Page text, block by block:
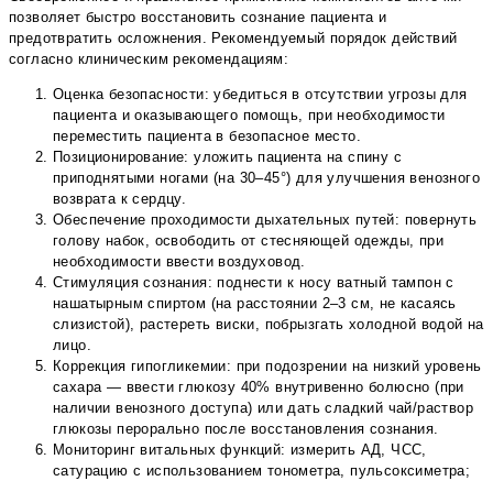
позволяет быстро восстановить сознание пациента и
предотвратить осложнения. Рекомендуемый порядок действий
согласно клиническим рекомендациям:
Оценка безопасности: убедиться в отсутствии угрозы для
пациента и оказывающего помощь, при необходимости
переместить пациента в безопасное место.
Позиционирование: уложить пациента на спину с
приподнятыми ногами (на 30–45°) для улучшения венозного
возврата к сердцу.
Обеспечение проходимости дыхательных путей: повернуть
голову набок, освободить от стесняющей одежды, при
необходимости ввести воздуховод.
Стимуляция сознания: поднести к носу ватный тампон с
нашатырным спиртом (на расстоянии 2–3 см, не касаясь
слизистой), растереть виски, побрызгать холодной водой на
лицо.
Коррекция гипогликемии: при подозрении на низкий уровень
сахара — ввести глюкозу 40% внутривенно болюсно (при
наличии венозного доступа) или дать сладкий чай/раствор
глюкозы перорально после восстановления сознания.
Мониторинг витальных функций: измерить АД, ЧСС,
сатурацию с использованием тонометра, пульсоксиметра;